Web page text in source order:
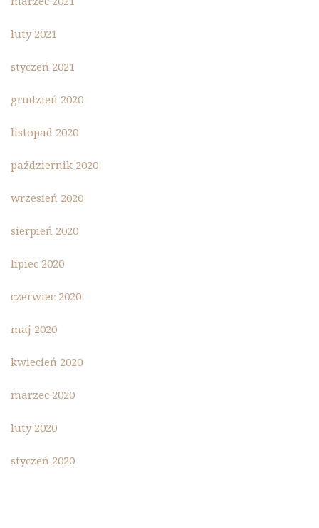
luty 2021
styczeń 2021
grudzień 2020
listopad 2020
październik 2020
wrzesień 2020
sierpień 2020
lipiec 2020
czerwiec 2020
maj 2020
kwiecień 2020
marzec 2020
luty 2020
styczeń 2020